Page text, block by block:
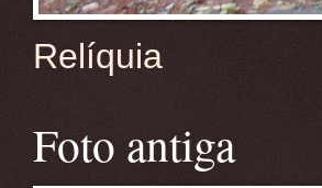
Relíquia
Foto antiga